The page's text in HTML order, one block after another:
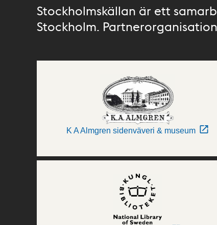
Stockholmskällan är ett
Stockholm.
K A Almgren sidenväveri & museum